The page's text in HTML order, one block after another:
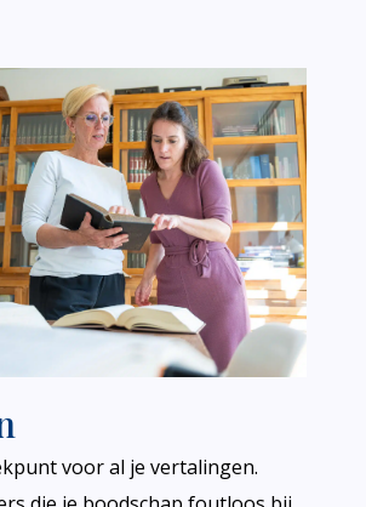
voor al je vertalingen.